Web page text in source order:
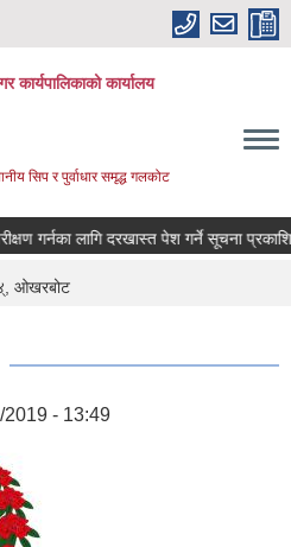
कार्यपालिकाको कार्यालय
सिप र पुर्वाधार समृद्ध गलकोट
गर्नका लागि दरखास्त पेश गर्ने सूचना
ओखरबोट
- 13:49